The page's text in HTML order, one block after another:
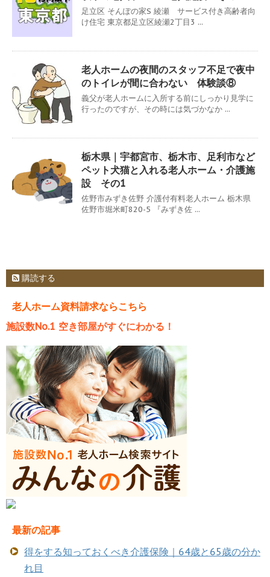
足立区 そんぽの家S 綾瀬 サービス付き高齢者向
け住宅 東京都足立区綾瀬2丁目3 ...
老人ホームの夜間のスタッフ不足で夜中
のトイレが間に合わない 体験談⑧
義父が老人ホームに入所する前にしっかり見学に
行ったのですが、その時には気づかなか ...
栃木県｜宇都宮市、栃木市、足利市など
ペット犬猫と入れる老人ホーム・介護施
設 その1
佐野市みずき佐野 介護付有料老人ホーム 栃木県
佐野市堀米町820-5 『みずき佐 ...
購読する
老人ホーム資料請求ならこちら
施設数No.1 空き部屋がすぐにわかる！
最新の記事
得をする知っておくべき介護保険｜64歳と65歳の分か
れ目